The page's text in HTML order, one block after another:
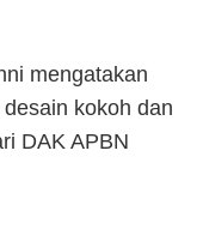
mengatakan
kokoh dan
DAK APBN